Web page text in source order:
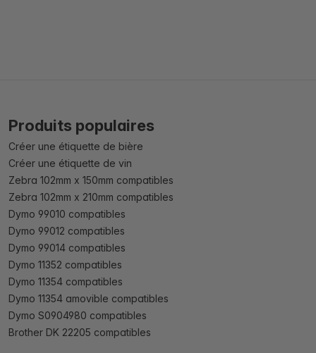
Produits populaires
Créer une étiquette de bière
Créer une étiquette de vin
Zebra 102mm x 150mm compatibles
Zebra 102mm x 210mm compatibles
Dymo 99010 compatibles
Dymo 99012 compatibles
Dymo 99014 compatibles
Dymo 11352 compatibles
Dymo 11354 compatibles
Dymo 11354 amovible compatibles
Dymo S0904980 compatibles
Brother DK 22205 compatibles